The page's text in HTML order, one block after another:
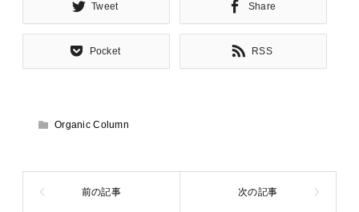
Tweet Share
Pocket RSS
Organic Column